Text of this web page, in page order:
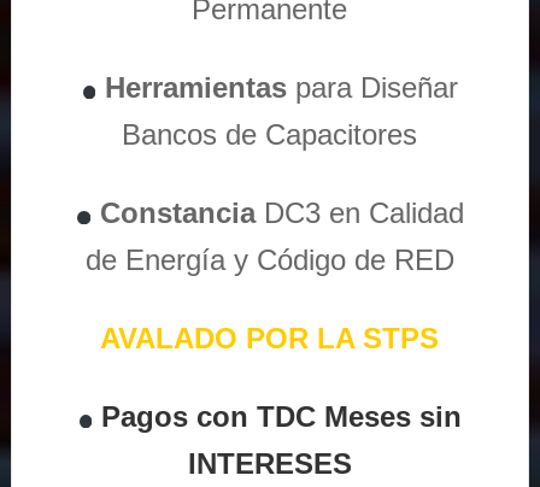
Permanente
Herramientas para Diseñar
Bancos de Capacitores
ConstanciaDC3 en Calidad
de Energía y Código de RED
AVALADO POR LA STPS
Pagos con TDC Meses sin
INTERESES